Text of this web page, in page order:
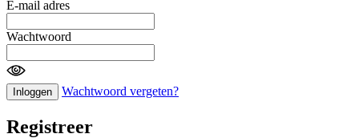
E-mail adres
Wachtwoord
Inloggen Wachtwoord vergeten?
Registreer